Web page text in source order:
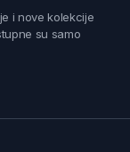
i nove kolekcije
su samo